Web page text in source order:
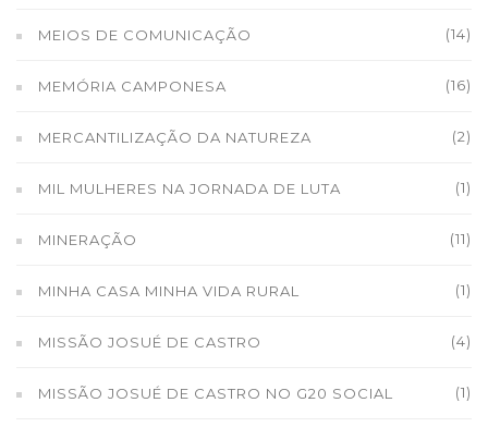
MEIOS DE COMUNICAÇÃO (14)
MEMÓRIA CAMPONESA (16)
MERCANTILIZAÇÃO DA NATUREZA (2)
MIL MULHERES NA JORNADA DE LUTA (1)
MINERAÇÃO (11)
MINHA CASA MINHA VIDA RURAL (1)
MISSÃO JOSUÉ DE CASTRO (4)
MISSÃO JOSUÉ DE CASTRO NO G20 SOCIAL (1)